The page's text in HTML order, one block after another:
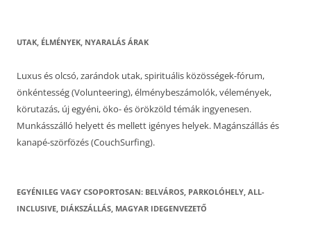
UTAK, ÉLMÉNYEK, NYARALÁS ÁRAK
Luxus és olcsó, zarándok utak, spirituális közösségek-fórum,
önkéntesség (Volunteering), élménybeszámolók, vélemények,
körutazás, új egyéni, öko- és örökzöld témák ingyenesen.
Munkásszálló helyett és mellett igényes helyek. Magánszállás és
kanapé-szörfözés (CouchSurfing).
EGYÉNILEG VAGY CSOPORTOSAN: BELVÁROS, PARKOLÓHELY, ALL-
INCLUSIVE, DIÁKSZÁLLÁS, MAGYAR IDEGENVEZETŐ